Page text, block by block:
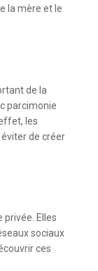
la mère et le
de la
parcimonie
les
de créer
privée. Elles
sociaux
ces